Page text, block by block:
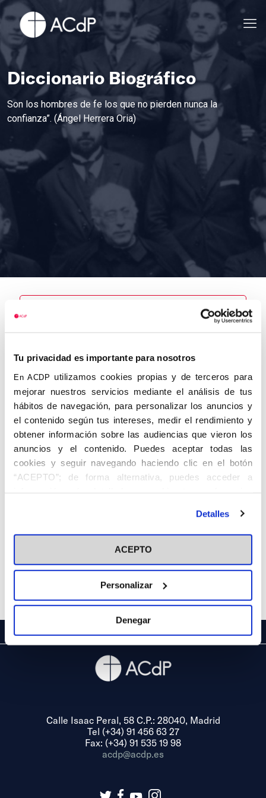
Tu privacidad es importante para nosotros
En ACDP utilizamos cookies propias y de terceros para
mejorar nuestros servicios mediante el análisis de tus
hábitos de navegación, para personalizar los anuncios y
el contenido según tus intereses, medir el rendimiento y
obtener información sobre las audiencias que vieron los
anuncios y el contenido. Puedes aceptar todas las
cookies y seguir navegando haciendo clic en el botón
“ACEPTO”; de forma alternativa, puedes acceder a
información más detallada y cambiar tus preferencias
en el botón "Personalizar". Para más información puedes
visitar nuestra Política de Cookies
Detalles
ACEPTO
Personalizar
Denegar
Diccionario Biográfico
Son los hombres de fe los que no pierden nunca la
confianza”. (Ángel Herrera Oria)
Vives Jordán,
Luis
Autor
Centro de
adscripción
Fecha de
nacimiento
30/06/1920
Lugar de
Fecha de
defunción
Lugar de
defunción
Calle Isaac Peral, 58 C.P.: 28040, Madrid
Tel (+34) 91 456 63 27
Fax: (+34) 91 535 19 98
acdp@acdp.es